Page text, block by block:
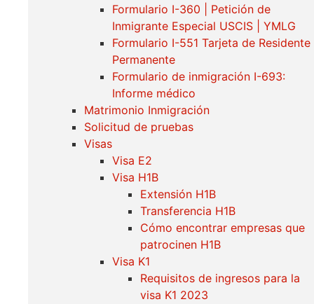
Formulario I-360 | Petición de
Inmigrante Especial USCIS | YMLG
Formulario I-551 Tarjeta de Residente
Permanente
Formulario de inmigración I-693:
Informe médico
Matrimonio Inmigración
Solicitud de pruebas
Visas
Visa E2
Visa H1B
Extensión H1B
Transferencia H1B
Cómo encontrar empresas que
patrocinen H1B
Visa K1
Requisitos de ingresos para la
visa K1 2023